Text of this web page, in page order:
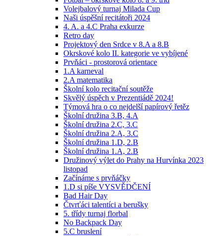
Volejbalový turnaj Milada Cup
Naši úspěšní recitátoři 2024
4. A. a 4.C Praha exkurze
Retro day
Projektový den Srdce v 8.A a 8.B
Okrskové kolo II. kategorie ve vybíjené
Prvňáci - prostorová orientace
1.A karneval
2.A matematika
Školní kolo recitační soutěže
Skvělý úspěch v Prezentiádě 2024!
Týmová hra o co nejdelší papírový řetěz
Školní družina 3.B, 4.A
Školní družina 2.C, 3.C
Školní družina 2.A, 3.C
Školní družina 1.D, 2.B
Školní družina 1.A, 2.B
Družinový výlet do Prahy na Hurvínka 2023
listopad
Začínáme s prvňáčky
1.D si píše VYSVĚDČENÍ
Bad Hair Day
Čtvrťáci talentíci a berušky
5. třídy turnaj florbal
No Backpack Day
5.C bruslení